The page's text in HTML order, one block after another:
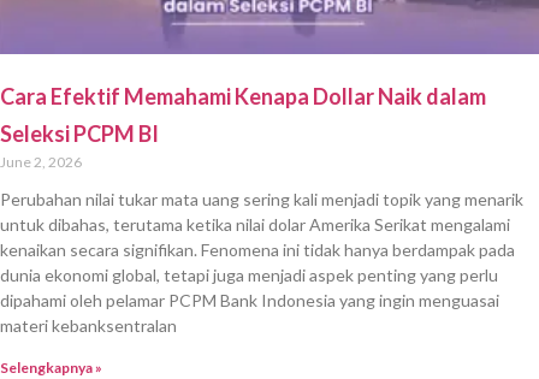
Cara Efektif Memahami Kenapa Dollar Naik dalam
Seleksi PCPM BI
June 2, 2026
Perubahan nilai tukar mata uang sering kali menjadi topik yang menarik
untuk dibahas, terutama ketika nilai dolar Amerika Serikat mengalami
kenaikan secara signifikan. Fenomena ini tidak hanya berdampak pada
dunia ekonomi global, tetapi juga menjadi aspek penting yang perlu
dipahami oleh pelamar PCPM Bank Indonesia yang ingin menguasai
materi kebanksentralan
Selengkapnya »